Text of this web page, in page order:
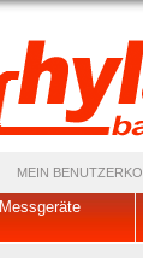
MEIN
Messgeräte